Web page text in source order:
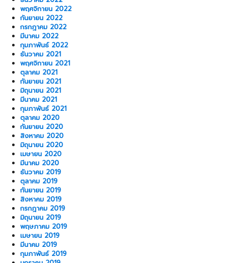
พฤศจิกายน 2022
กันยายน 2022
กรกฎาคม 2022
มีนาคม 2022
กุมภาพันธ์ 2022
ธันวาคม 2021
พฤศจิกายน 2021
ตุลาคม 2021
กันยายน 2021
มิถุนายน 2021
มีนาคม 2021
กุมภาพันธ์ 2021
ตุลาคม 2020
กันยายน 2020
สิงหาคม 2020
มิถุนายน 2020
เมษายน 2020
มีนาคม 2020
ธันวาคม 2019
ตุลาคม 2019
กันยายน 2019
สิงหาคม 2019
กรกฎาคม 2019
มิถุนายน 2019
พฤษภาคม 2019
เมษายน 2019
มีนาคม 2019
กุมภาพันธ์ 2019